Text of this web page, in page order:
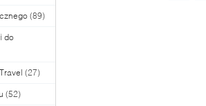
(89)
do
(27)
(52)